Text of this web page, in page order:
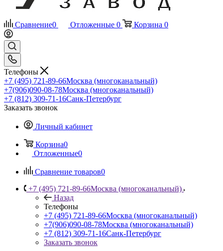
Сравнение0 Отложенные 0 Корзина 0
Телефоны
+7 (495) 721-89-66Москва (многоканальный)
+7(906)090-08-78Москва (многоканальный)
+7 (812) 309-71-16Санк-Петербург
Заказать звонок
Личный кабинет
Корзина0
Отложенные0
Сравнение товаров0
+7 (495) 721-89-66Москва (многоканальный)
Назад
Телефоны
+7 (495) 721-89-66Москва (многоканальный)
+7(906)090-08-78Москва (многоканальный)
+7 (812) 309-71-16Санк-Петербург
Заказать звонок